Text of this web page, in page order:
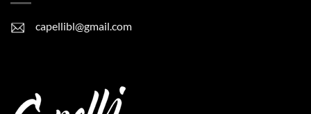
capellibl@gmail.com